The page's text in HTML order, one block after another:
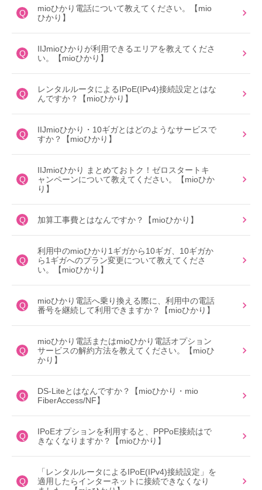
Q
mioひかり電話について教えてください。【mio
ひかり】
Q
IIJmioひかりが利用できるエリアを教えてくださ
い。【mioひかり】
Q
レンタルルータによるIPoE(IPv4)接続設定とはな
んですか？【mioひかり】
Q
IIJmioひかり・10ギガとはどのようなサービスで
すか？【mioひかり】
Q
IIJmioひかり まとめておトク！ゼロスタートキ
ャンペーンについて教えてください。【mioひか
り】
Q 加算工事費とはなんですか？【mioひかり】
Q
利用中のmioひかり1ギガから10ギガ、10ギガか
ら1ギガへのプラン変更について教えてくださ
い。【mioひかり】
Q
mioひかり電話へ乗り換える際に、利用中の電話
番号を継続して利用できますか？【mioひかり】
Q
mioひかり電話またはmioひかり電話オプション
サービスの解約方法を教えてください。【mioひ
かり】
Q
DS-Liteとはなんですか？【mioひかり・mio
FiberAccess/NF】
Q
IPoEオプションを利用すると、PPPoE接続はで
きなくなりますか？【mioひかり】
Q
「レンタルルータによるIPoE(IPv4)接続設定」を
適用したらインターネットに接続できなくなり